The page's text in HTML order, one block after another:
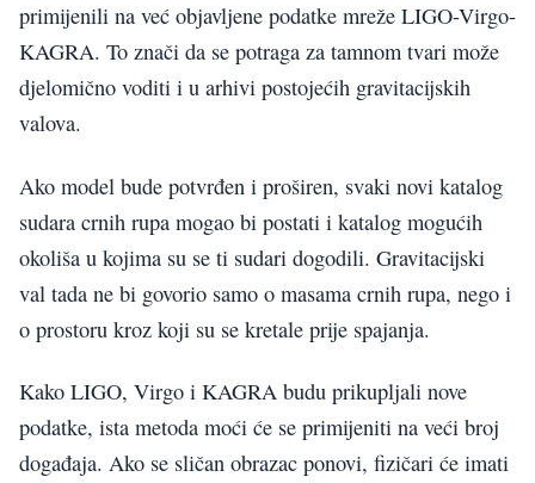
primijenili na već objavljene podatke mreže LIGO-Virgo-
KAGRA. To znači da se potraga za tamnom tvari može
djelomično voditi i u arhivi postojećih gravitacijskih
valova.
Ako model bude potvrđen i proširen, svaki novi katalog
sudara crnih rupa mogao bi postati i katalog mogućih
okoliša u kojima su se ti sudari dogodili. Gravitacijski
val tada ne bi govorio samo o masama crnih rupa, nego i
o prostoru kroz koji su se kretale prije spajanja.
Kako LIGO, Virgo i KAGRA budu prikupljali nove
podatke, ista metoda moći će se primijeniti na veći broj
događaja. Ako se sličan obrazac ponovi, fizičari će imati